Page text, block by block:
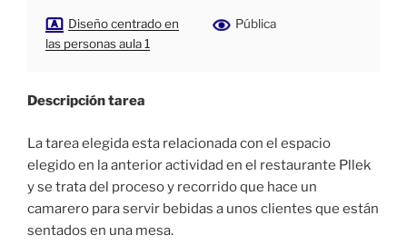
Diseño centrado en
las personas aula 1
Pública
Descripción tarea
La tarea elegida esta relacionada con el espacio
elegido en la anterior actividad en el restaurante Pllek
y se trata del proceso y recorrido que hace un
camarero para servir bebidas a unos clientes que están
sentados en una mesa.